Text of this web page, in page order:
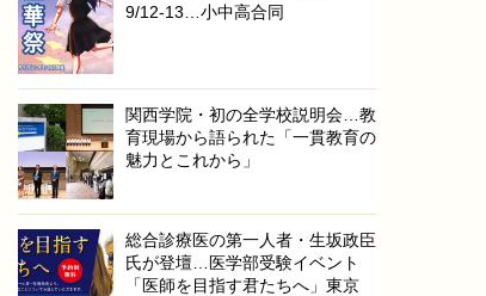
9/12-13…小中高合同
関西学院・初の全学校説明会…教
育現場から語られた「一貫教育の
魅力とこれから」
総合診療医の第一人者・生坂政臣
氏が登壇…医学部受験イベント
「医師を目指す君たちへ」東京